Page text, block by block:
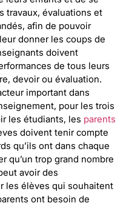
travaux, évaluations et
afin de pouvoir
donner les coups de
doivent
de tous leurs
devoir ou évaluation.
important dans
pour les trois
les étudiants, les parents
doivent tenir compte
qu’ils ont dans chaque
qu’un trop grand nombre
avoir des
les élèves qui souhaitent
ont besoin de